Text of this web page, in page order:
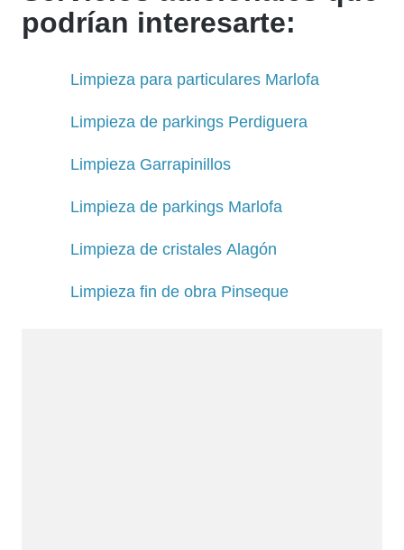
podrían interesarte:
Limpieza para particulares Marlofa
Limpieza de parkings Perdiguera
Limpieza Garrapinillos
Limpieza de parkings Marlofa
Limpieza de cristales Alagón
Limpieza fin de obra Pinseque